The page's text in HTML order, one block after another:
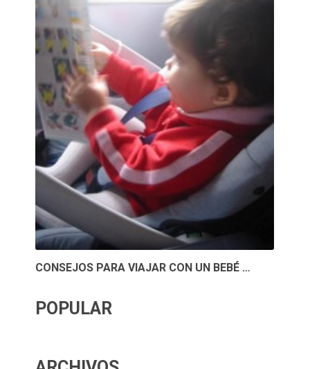
CONSEJOS PARA VIAJAR CON UN BEBÉ …
POPULAR